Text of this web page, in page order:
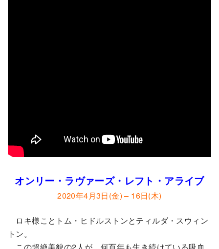
オンリー・ラヴァーズ・レフト・アライブ
2020年4月3日(金) – 16日(木)
ロキ様ことトム・ヒドルストンとティルダ・スウィン
トン。